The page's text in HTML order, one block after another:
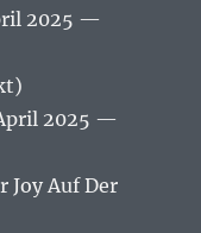
2025 —
2025 —
Joy Auf Der